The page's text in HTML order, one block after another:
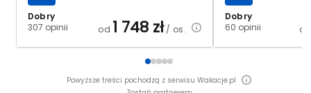
Dobry
307 opinii
od 1 748 zł/ os.
Dobry
60 opinii
Powyższe treści pochodzą z serwisu Wakacje.pl